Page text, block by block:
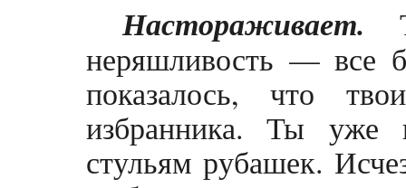
Настораживает.
неряшливость — все
показалось, что
избранника. Ты уже
стульям рубашек.